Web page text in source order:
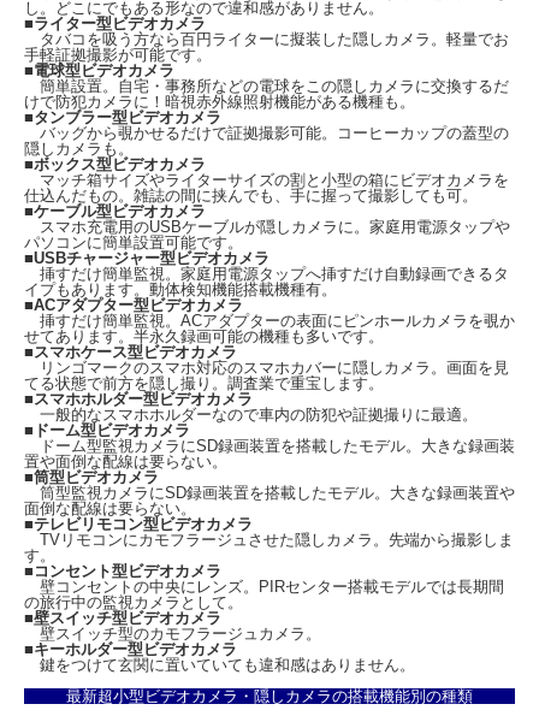
し。どこにでもある形なので違和感がありません。
■ライター型ビデオカメラ
タバコを吸う方なら百円ライターに擬装した隠しカメラ。軽量でお
手軽証拠撮影が可能です。
■電球型ビデオカメラ
簡単設置。自宅・事務所などの電球をこの隠しカメラに交換するだ
けで防犯カメラに！暗視赤外線照射機能がある機種も。
■タンブラー型ビデオカメラ
バッグから覗かせるだけで証拠撮影可能。コーヒーカップの蓋型の
隠しカメラも。
■ボックス型ビデオカメラ
マッチ箱サイズやライターサイズの割と小型の箱にビデオカメラを
仕込んだもの。雑誌の間に挟んでも、手に握って撮影しても可。
■ケーブル型ビデオカメラ
スマホ充電用のUSBケーブルが隠しカメラに。家庭用電源タップや
パソコンに簡単設置可能です。
■USBチャージャー型ビデオカメラ
挿すだけ簡単監視。家庭用電源タップへ挿すだけ自動録画できるタ
イプもあります。動体検知機能搭載機種有。
■ACアダプター型ビデオカメラ
挿すだけ簡単監視。ACアダプターの表面にピンホールカメラを覗か
せてあります。半永久録画可能の機種も多いです。
■ スマホケース型ビデオカメラ
リンゴマークのスマホ対応のスマホカバーに隠しカメラ。画面を見
てる状態で前方を隠し撮り。調査業で重宝します。
■ スマホホルダー型ビデオカメラ
一般的なスマホホルダーなので車内の防犯や証拠撮りに最適。
■ ドーム型ビデオカメラ
ドーム型監視カメラにSD録画装置を搭載したモデル。大きな録画装
置や面倒な配線は要らない。
■筒型ビデオカメラ
筒型監視カメラにSD録画装置を搭載したモデル。大きな録画装置や
面倒な配線は要らない。
■テレビリモコン型ビデオカメラ
TVリモコンにカモフラージュさせた隠しカメラ。先端から撮影しま
す。
■ コンセント型ビデオカメラ
壁コンセントの中央にレンズ。PIRセンター搭載モデルでは長期間
の旅行中の監視カメラとして。
■壁スイッチ型ビデオカメラ
壁スイッチ型のカモフラージュカメラ。
■キーホルダー型ビデオカメラ
鍵をつけて玄関に置いていても違和感はありません。
最新超小型ビデオカメラ・隠しカメラの搭載機能別の種類